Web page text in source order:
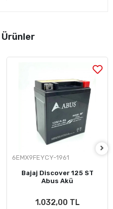
Ürünler
6EMX9FEYCY-1961
Bajaj Discover 125 ST
Abus Akü
1.032,00 TL